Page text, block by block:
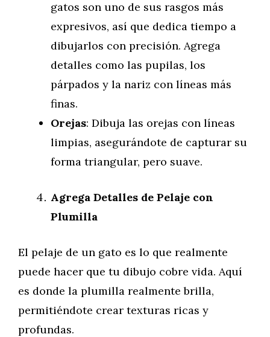
gatos son uno de sus rasgos más
expresivos, así que dedica tiempo a
dibujarlos con precisión. Agrega
detalles como las pupilas, los
párpados y la nariz con líneas más
finas.
Orejas: Dibuja las orejas con líneas
limpias, asegurándote de capturar su
forma triangular, pero suave.
Agrega Detalles de Pelaje con
Plumilla
El pelaje de un gato es lo que realmente
puede hacer que tu dibujo cobre vida. Aquí
es donde la plumilla realmente brilla,
permitiéndote crear texturas ricas y
profundas.